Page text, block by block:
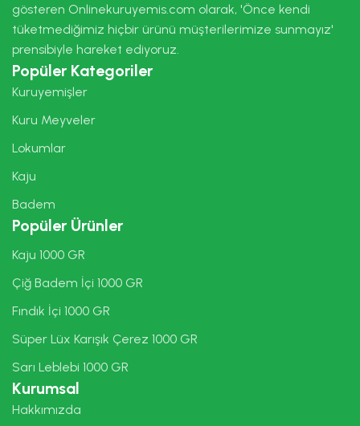
gösteren Onlinekuruyemis.com olarak, 'Önce kendi
tüketmediğimiz hiçbir ürünü müşterilerimize sunmayız'
prensibiyle hareket ediyoruz.
Popüler Kategoriler
Kuruyemişler
Kuru Meyveler
Lokumlar
Kaju
Badem
Popüler Ürünler
Kaju 1000 GR
Çiğ Badem İçi 1000 GR
Fındık İçi 1000 GR
Süper Lüx Karışık Çerez 1000 GR
Sarı Leblebi 1000 GR
Kurumsal
Hakkımızda